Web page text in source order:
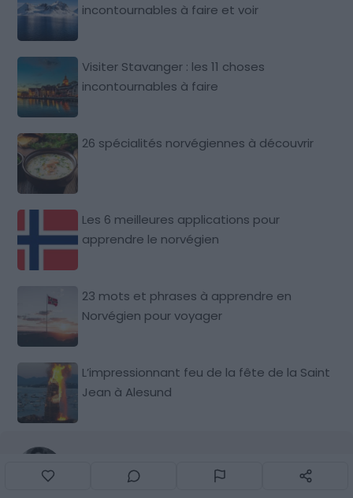
incontournables à faire et voir
Visiter Stavanger : les 11 choses
incontournables à faire
26 spécialités norvégiennes à découvrir
Les 6 meilleures applications pour
apprendre le norvégien
23 mots et phrases à apprendre en
Norvégien pour voyager
L’impressionnant feu de la fête de la Saint
Jean à Alesund